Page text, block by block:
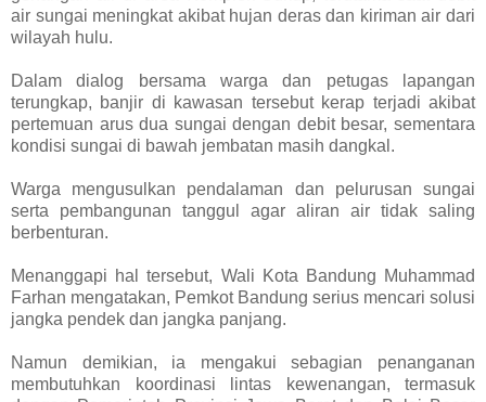
air sungai meningkat akibat hujan deras dan kiriman air dari
wilayah hulu.
Dalam dialog bersama warga dan petugas lapangan
terungkap, banjir di kawasan tersebut kerap terjadi akibat
pertemuan arus dua sungai dengan debit besar, sementara
kondisi sungai di bawah jembatan masih dangkal.
Warga mengusulkan pendalaman dan pelurusan sungai
serta pembangunan tanggul agar aliran air tidak saling
berbenturan.
Menanggapi hal tersebut, Wali Kota Bandung Muhammad
Farhan mengatakan, Pemkot Bandung serius mencari solusi
jangka pendek dan jangka panjang.
Namun demikian, ia mengakui sebagian penanganan
membutuhkan koordinasi lintas kewenangan, termasuk